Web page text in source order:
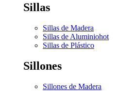
Sillas
Sillas de Madera
Sillas de Aluminiohot
Sillas de Plástico
Sillones
Sillones de Madera